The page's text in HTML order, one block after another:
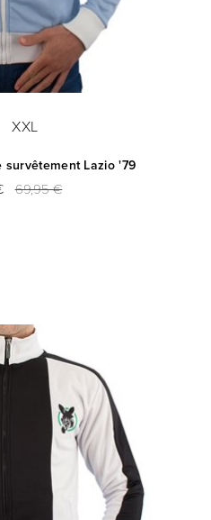
XXL
survêtement Lazio '79
69,95 €